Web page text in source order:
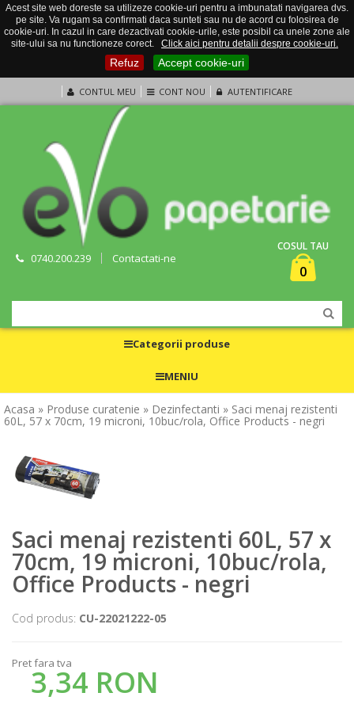
Acest site web doreste sa utilizeze cookie-uri pentru a imbunatati navigarea dvs.
pe site. Va rugam sa confirmati daca sunteti sau nu de acord cu folosirea de
cookie-uri. In cazul in care dezactivati cookie-urile, este posibil ca unele zone ale
site-ului sa nu functioneze corect.
Click aici pentru detalii despre cookie-uri.
Refuz Accept cookie-uri
CONTUL MEU CONT NOU AUTENTIFICARE
0740.200.239 Contactati-ne
COSUL TAU
0
Categorii produse
MENIU
Acasa » Produse curatenie » Dezinfectanti » Saci menaj rezistenti
60L, 57 x 70cm, 19 microni, 10buc/rola, Office Products - negri
Saci menaj rezistenti 60L, 57 x
70cm, 19 microni, 10buc/rola,
Office Products - negri
Cod produs: CU-22021222-05
Pret fara tva
3,34 RON